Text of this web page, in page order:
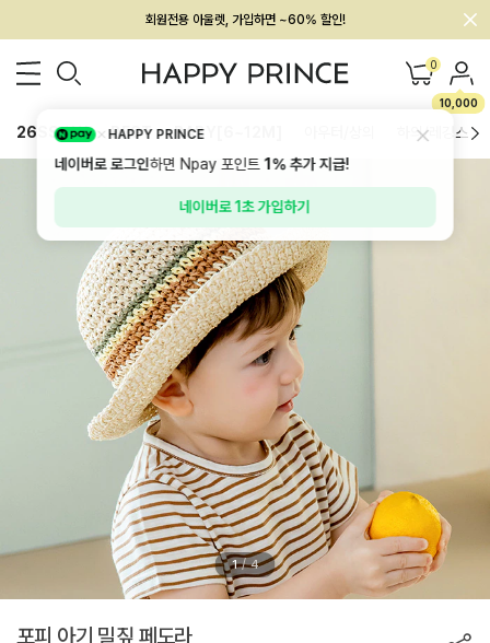
회원전용 아울렛, 가입하면 ~60% 할인!
멤버십 최대 28,000원 혜택 0
10,000
26SS 신상 BEST BABY[6~12M] 하의/레깅스
1 / 4
포피 아기 밀짚 페도라
HAPPY PRINCE
네이버로 로그인하면 Npay 포인트1%추가 지급!
네이버로 1초 가입하기